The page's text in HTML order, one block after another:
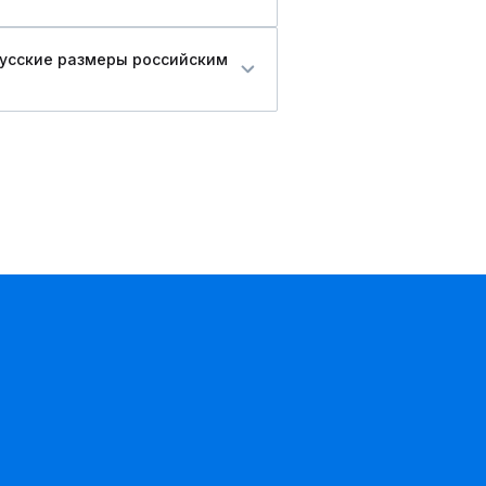
размеры российским